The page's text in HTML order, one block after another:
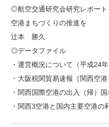
◎航空交通研究会研究レポート
空港まちづくりの推進を
辻本 勝久
◎データファイル
・運営概況について（平成24
・大阪税関貿易速報［関西空
・関西国際空港の出入（帰）国
・関西3空港と国内主要空港の